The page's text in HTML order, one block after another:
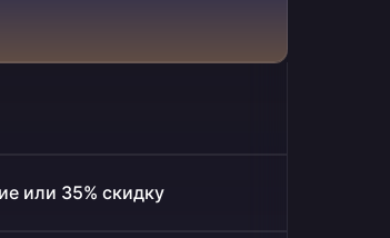
или 35% скидку